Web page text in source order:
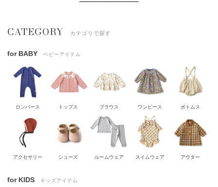
CATEGORY カテゴリで探す
for BABY ベビーアイテム
ロンパース トップス ブラウス ワンピース ボトムス
アクセサリー シューズ ルームウェア スイムウェア アウター
for KIDS キッズアイテム